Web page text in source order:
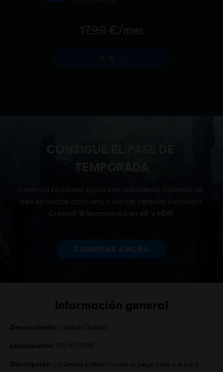
Información general
Desarrollador: Ubisoft Quebec
Lanzamiento: 05/10/2018
Descripción: La Deluxe Edition incluye el juego base y el pack